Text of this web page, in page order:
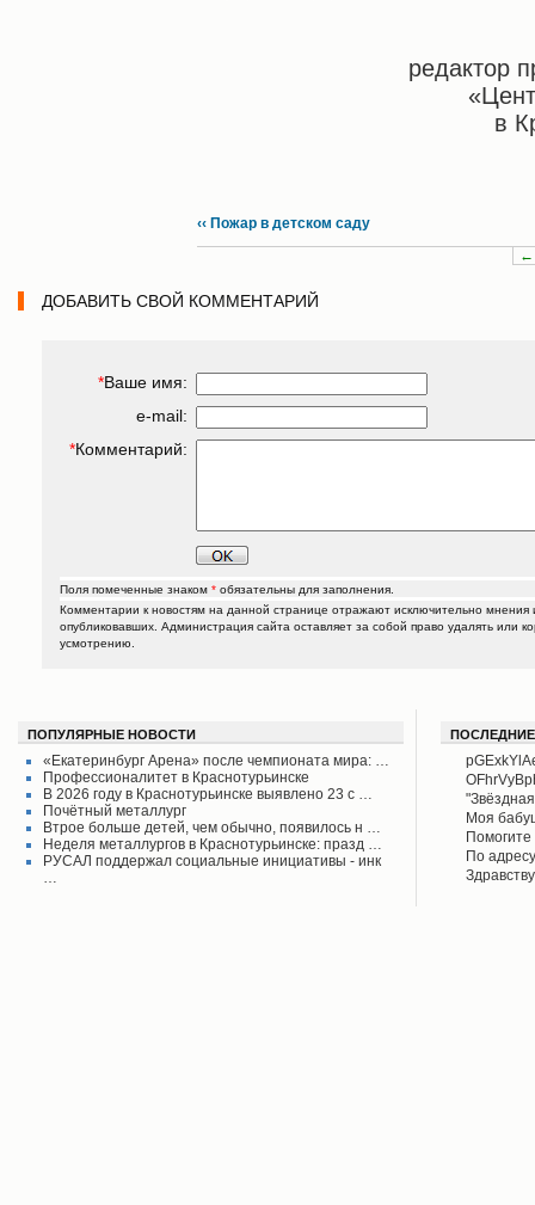
редактор
в
‹‹ Пожар в детском саду
←
ДОБАВИТЬ СВОЙ КОММЕНТАРИЙ
*Ваше имя:
e-mail:
*Комментарий:
Поля помеченные знаком * обязательны для заполнения.
Комментарии к новостям на данной странице отражают исключительно мнения
опубликовавших. Администрация сайта оставляет за собой право удалять или
усмотрению.
ПОПУЛЯРНЫЕ НОВОСТИ
«Екатеринбург Арена» после чемпионата мира: …
Профессионалитет в Краснотурьинске
В 2026 году в Краснотурьинске выявлено 23 с …
Почётный металлург
Втрое больше детей, чем обычно, появилось н …
Неделя металлургов в Краснотурьинске: празд …
РУСАЛ поддержал социальные инициативы - инк
…
своего
поднял
Моя
Айрих
в
По